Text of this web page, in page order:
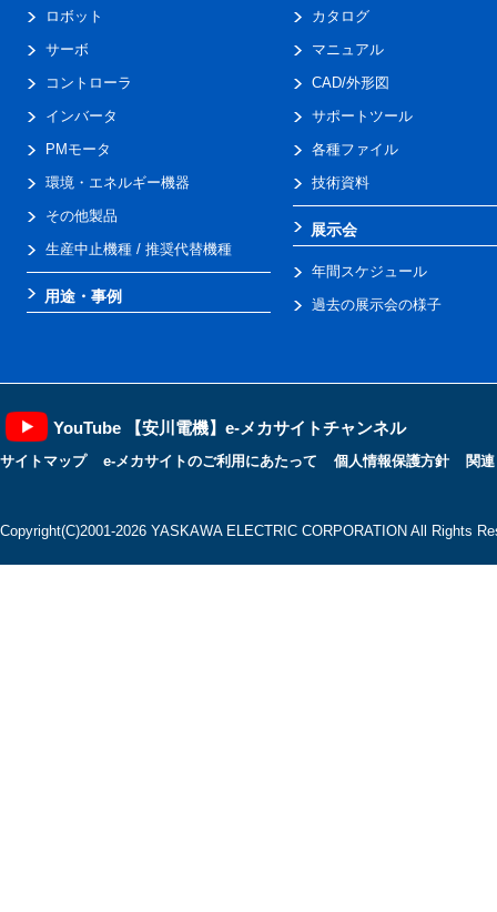
ロボット
サーボ
コントローラ
インバータ
PMモータ
環境・エネルギー機器
その他製品
生産中止機種 / 推奨代替機種
用途・事例
カタログ
マニュアル
CAD/外形図
サポートツール
各種ファイル
技術資料
展示会
年間スケジュール
過去の展示会の様子
YouTube 【安川電機】e-メカサイトチャンネル
サイトマップ e-メカサイトのご利用にあたって 個人情報保護方針 関
Copyright(C)2001‐2026 YASKAWA ELECTRIC CORPORATION All Rights